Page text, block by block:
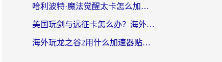
哈利波特·魔法觉醒太卡怎么加速？海外党亲测有效的国服游戏加速指南
美国玩剑与远征卡怎么办？海外党亲测有效的国服游戏加速指南
海外玩龙之谷2用什么加速器贴吧？老玩家实测推荐，附新加坡猎魂觉醒国外剑与远征加速攻略